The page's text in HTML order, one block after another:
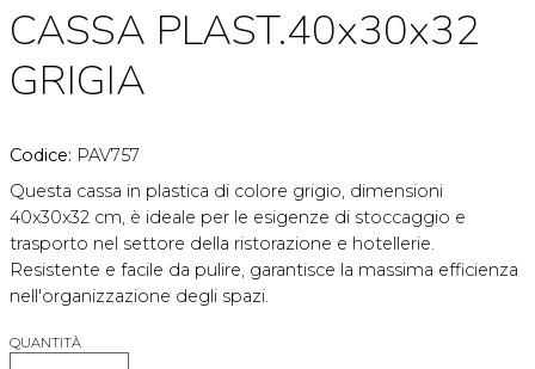
CASSA PLAST.40x30x32
GRIGIA
Codice: PAV757
Questa cassa in plastica di colore grigio, dimensioni
40x30x32 cm, è ideale per le esigenze di stoccaggio e
trasporto nel settore della ristorazione e hotellerie.
Resistente e facile da pulire, garantisce la massima efficienza
nell'organizzazione degli spazi.
QUANTITÀ